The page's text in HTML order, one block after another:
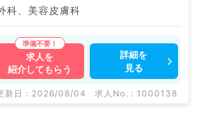
科、美容皮膚科
求人を
紹介してもらう
詳細を
見る
新日 : 2026/08/04 求人No. : 1000138